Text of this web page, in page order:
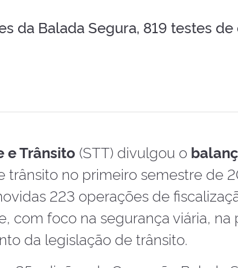
da Balada Segura, 819 testes
e Trânsito (STT) divulgou o
trânsito no primeiro semestre de
223 operações de
com foco na segurança viária, na
da legislação de trânsito.